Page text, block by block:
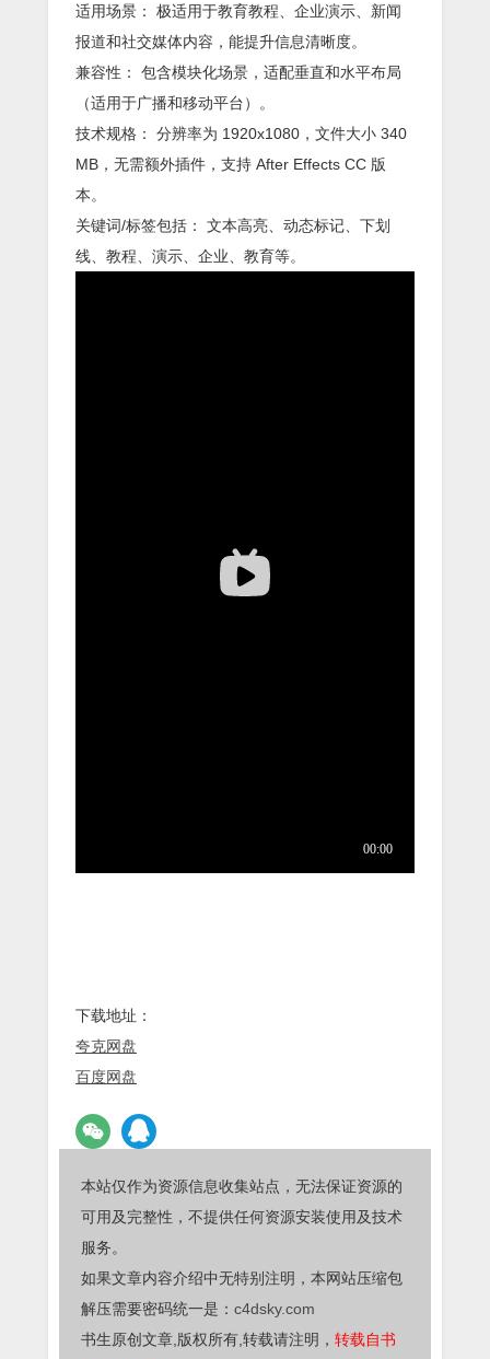
适用场景： 极适用于教育教程、企业演示、新闻
报道和社交媒体内容，能提升信息清晰度。
兼容性： 包含模块化场景，适配垂直和水平布局
（适用于广播和移动平台）。
技术规格： 分辨率为 1920x1080，文件大小 340
MB，无需额外插件，支持 After Effects CC 版
本。
关键词/标签包括： 文本高亮、动态标记、下划
线、教程、演示、企业、教育等。
下载地址：
夸克网盘
百度网盘
本站仅作为资源信息收集站点，无法保证资源的
可用及完整性，不提供任何资源安装使用及技术
服务。
如果文章内容介绍中无特别注明，本网站压缩包
解压需要密码统一是： c4dsky.com
书生原创文章,版权所有,转载请注明， 转载自书